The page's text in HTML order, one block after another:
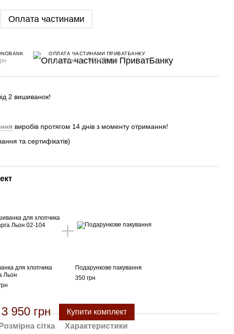
Оплата частинами
ОПЛАТА ЧАСТИНАМИ ПРИВАТБАНКУ
4 платежі по 900.00 грн
2 вишиванок!
виробів протягом 14 днів з моменту отримання!
та сертифікатів)
для хлопчика
Льон
Подарункове пакування
350 грн
3 950 грн
Купити комплект
Розмірна сітка
Характеристики